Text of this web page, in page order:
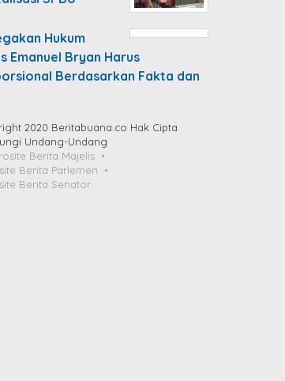
Hukum
Emanuel Bryan Harus
Berdasarkan Fakta dan
2020 Beritabuana.co Hak Cipta
Undang-Undang
Berita Majelis
Berita Parlemen
Berita Senator